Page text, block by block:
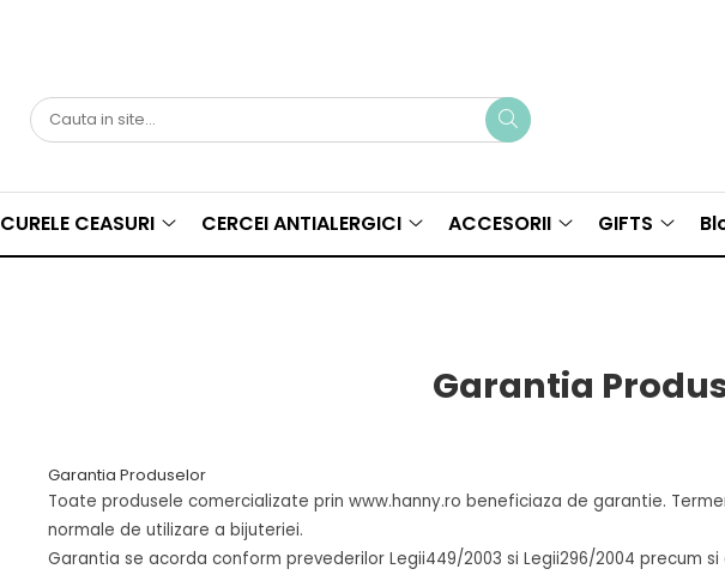
CURELE CEASURI CERCEI ANTIALERGICI ACCESORII GIFTS
Garantia
Garantia Produselor
Toate produsele comercializate prin www.hanny.ro beneficiaza de garantie.
normale de utilizare a bijuteriei.
Garantia se acorda conform prevederilor Legii449/2003 si Legii296/2004 precum